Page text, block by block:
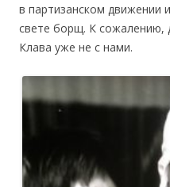
в партизанском движении
свете борщ. К сожалению,
Клава уже не с нами.